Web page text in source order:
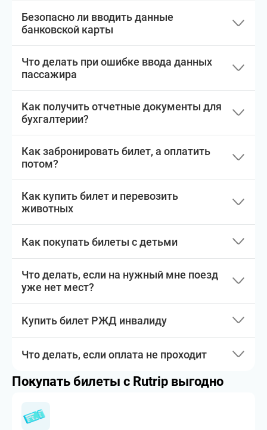
Безопасно ли вводить данные
банковской карты
Что делать при ошибке ввода данных
пассажира
Как получить отчетные документы для
бухгалтерии?
Как забронировать билет, а оплатить
потом?
Как купить билет и перевозить
животных
Как покупать билеты с детьми
Что делать, если на нужный мне поезд
уже нет мест?
Купить билет РЖД инвалиду
Что делать, если оплата не проходит
Покупать билеты с Rutrip выгодно